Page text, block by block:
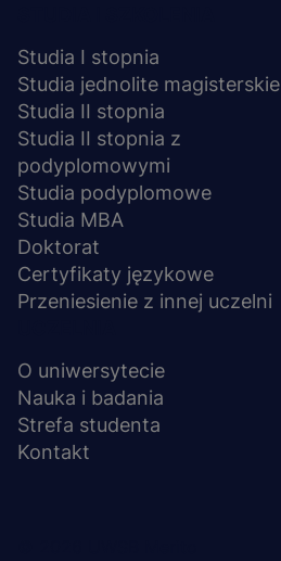
Studia I stopnia
Studia jednolite magisterskie
Studia II stopnia
Studia II stopnia z
podyplomowymi
Studia podyplomowe
Studia MBA
Doktorat
Certyfikaty językowe
Przeniesienie z innej uczelni
O uniwersytecie
Nauka i badania
Strefa studenta
Kontakt